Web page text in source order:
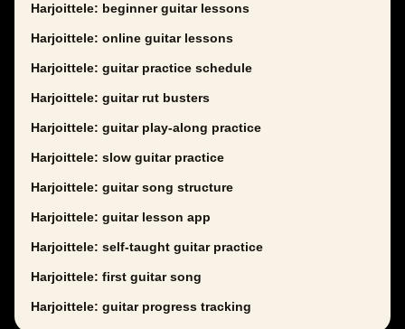
Harjoittele: beginner guitar lessons
Harjoittele: online guitar lessons
Harjoittele: guitar practice schedule
Harjoittele: guitar rut busters
Harjoittele: guitar play-along practice
Harjoittele: slow guitar practice
Harjoittele: guitar song structure
Harjoittele: guitar lesson app
Harjoittele: self-taught guitar practice
Harjoittele: first guitar song
Harjoittele: guitar progress tracking